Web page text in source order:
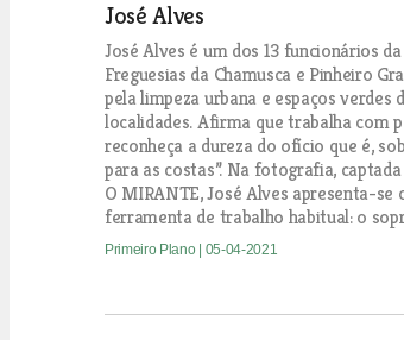
José Alves
José Alves é um dos 13 funcionários
Freguesias da Chamusca e Pinheiro
pela limpeza urbana e espaços verdes
localidades. Afirma que trabalha com
reconheça a dureza do ofício que é,
para as costas”. Na fotografia,
O MIRANTE, José Alves apresenta-se
ferramenta de trabalho habitual: o
Primeiro Plano | 05-04-2021